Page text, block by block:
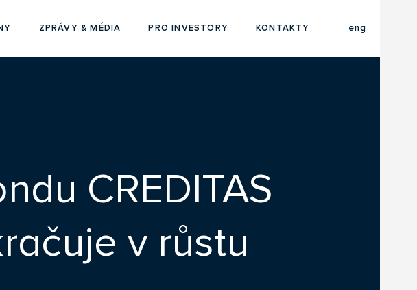
ZPRÁVY & MÉDIA PRO INVESTORY KONTAKTY cze
eng
CREDITAS
v růstu